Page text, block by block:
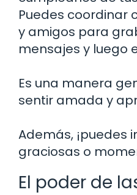
Puedes coordinar
y amigos para
mensajes y luego
Es una manera
sentir amada y
Además, ¡puedes
graciosas o
El poder de